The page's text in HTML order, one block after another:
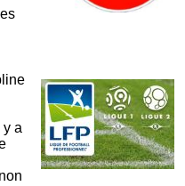
y a